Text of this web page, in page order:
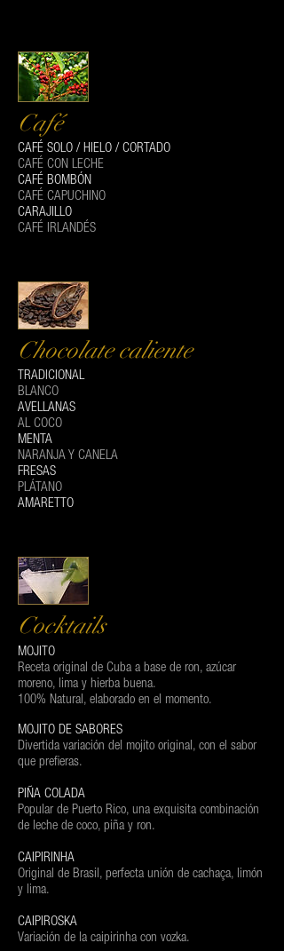
Café
CAFÉ SOLO / HIELO / CORTADO
CAFÉ CON LECHE
CAFÉ BOMBÓN
CAFÉ CAPUCHINO
CARAJILLO
CAFÉ IRLANDÉS
Chocolate caliente
TRADICIONAL
BLANCO
AVELLANAS
AL COCO
MENTA
NARANJA Y CANELA
FRESAS
PLÁTANO
AMARETTO
Cocktails
MOJITO
Receta original de Cuba a base de ron, azúcar
moreno, lima y hierba buena.
100% Natural, elaborado en el momento.
MOJITO DE SABORES
Divertida variación del mojito original, con el sabor
que prefieras.
PIÑA COLADA
Popular de Puerto Rico, una exquisita combinación
de leche de coco, piña y ron.
CAIPIRINHA
Original de Brasil, perfecta unión de cachaça, limón
y lima.
CAIPIROSKA
Variación de la caipirinha con vozka.